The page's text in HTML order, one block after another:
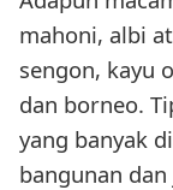
mahoni, albi
sengon, kayu
dan borneo.
yang banyak
bangunan